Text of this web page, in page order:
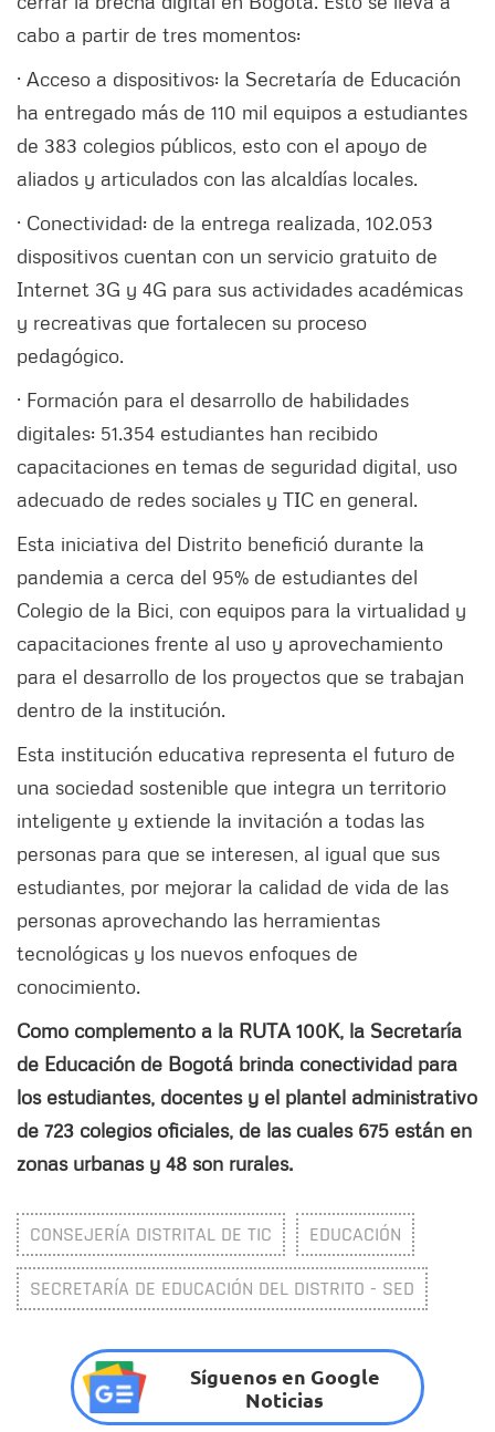
cabo a partir de tres momentos:
· Acceso a dispositivos: la Secretaría de Educación
ha entregado más de 110 mil equipos a estudiantes
de 383 colegios públicos, esto con el apoyo de
aliados y articulados con las alcaldías locales.
· Conectividad: de la entrega realizada, 102.053
dispositivos cuentan con un servicio gratuito de
Internet 3G y 4G para sus actividades académicas
y recreativas que fortalecen su proceso
pedagógico.
· Formación para el desarrollo de habilidades
digitales: 51.354 estudiantes han recibido
capacitaciones en temas de seguridad digital, uso
adecuado de redes sociales y TIC en general.
Esta iniciativa del Distrito benefició durante la
pandemia a cerca del 95% de estudiantes del
Colegio de la Bici, con equipos para la virtualidad y
capacitaciones frente al uso y aprovechamiento
para el desarrollo de los proyectos que se trabajan
dentro de la institución.
Esta institución educativa representa el futuro de
una sociedad sostenible que integra un territorio
inteligente y extiende la invitación a todas las
personas para que se interesen, al igual que sus
estudiantes, por mejorar la calidad de vida de las
personas aprovechando las herramientas
tecnológicas y los nuevos enfoques de
conocimiento.
Como complemento a la RUTA 100K, la Secretaría
de Educación de Bogotá brinda conectividad para
los estudiantes, docentes y el plantel administrativo
de 723 colegios oficiales, de las cuales 675 están en
zonas urbanas y 48 son rurales.
CONSEJERÍA DISTRITAL DE TIC EDUCACIÓN
SECRETARÍA DE EDUCACIÓN DEL DISTRITO - SED
Síguenos en Google
Noticias